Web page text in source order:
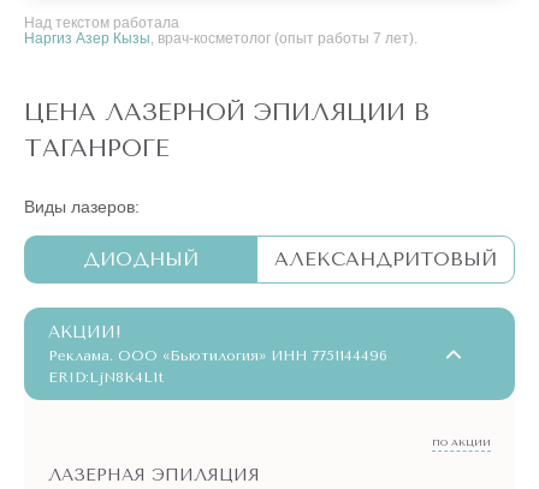
Над текстом работала
Наргиз Азер Кызы, врач-косметолог (опыт работы 7 лет).
ЦЕНА ЛАЗЕРНОЙ ЭПИЛЯЦИИ В
ТАГАНРОГЕ
Виды лазеров:
ДИОДНЫЙ АЛЕКСАНДРИТОВЫЙ
АКЦИИ!
Реклама. ООО «Бьютилогия» ИНН 7751144496
ERID:LjN8K4L1t
ПО АКЦИИ
ЛАЗЕРНАЯ ЭПИЛЯЦИЯ